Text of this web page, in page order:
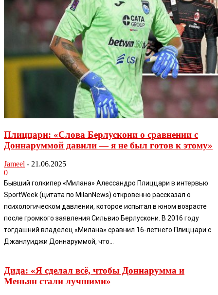
Плиццари: «Слова Берлускони о сравнении с
Доннаруммой давили — я не был готов к этому»
Jameel - 21.06.2025
0
Бывший голкипер «Милана» Алессандро Плиццари в интервью
SportWeek (цитата по MilanNews) откровенно рассказал о
психологическом давлении, которое испытал в юном возрасте
после громкого заявления Сильвио Берлускони. В 2016 году
тогдашний владелец «Милана» сравнил 16-летнего Плиццари с
Джанлуиджи Доннаруммой, что...
Дида: «Я сделал всё, чтобы Доннарумма и
Меньян стали лучшими»